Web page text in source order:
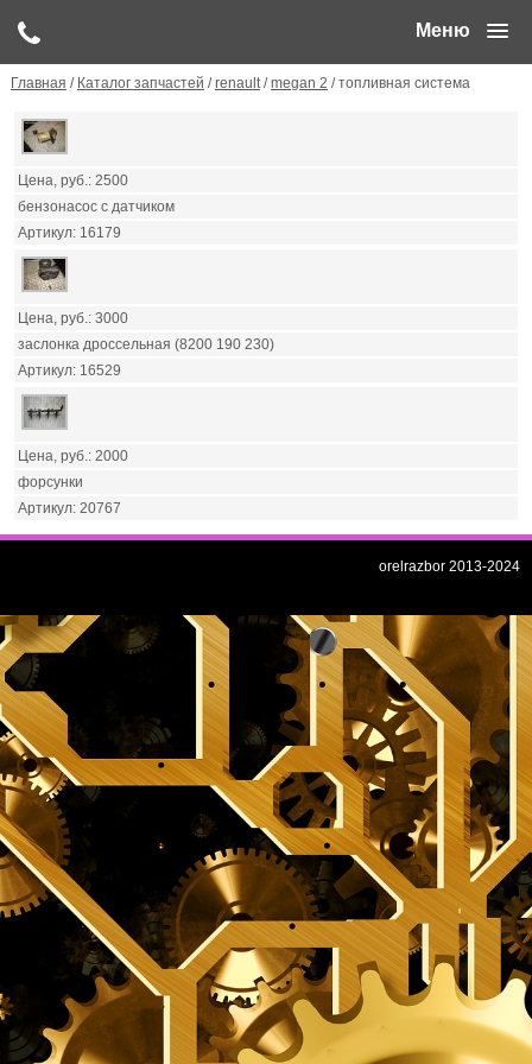
Меню
Главная / Каталог запчастей /renault/megan 2 / топливная система
2500
бензонасос с датчиком
16179
3000
заслонка дроссельная (8200 190 230)
16529
2000
форсунки
20767
orelrazbor 2013-2024